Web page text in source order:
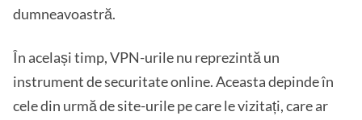
dumneavoastră.
În același timp, VPN-urile nu reprezintă un
instrument de securitate online. Aceasta depinde în
cele din urmă de site-urile pe care le vizitați, care ar